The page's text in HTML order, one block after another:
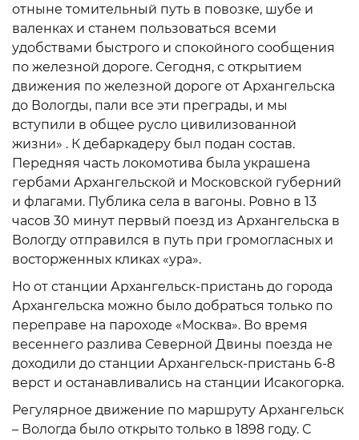
отныне томительный путь в повозке, шубе и
валенках и станем пользоваться всеми
удобствами быстрого и спокойного сообщения
по железной дороге. Сегодня, с открытием
движения по железной дороге от Архангельска
до Вологды, пали все эти преграды, и мы
вступили в общее русло цивилизованной
жизни» . К дебаркадеру был подан состав.
Передняя часть локомотива была украшена
гербами Архангельской и Московской губерний
и флагами. Публика села в вагоны. Ровно в 13
часов 30 минут первый поезд из Архангельска в
Вологду отправился в путь при громогласных и
восторженных кликах «ура».
Но от станции Архангельск-пристань до города
Архангельска можно было добраться только по
переправе на пароходе «Москва». Во время
весеннего разлива Северной Двины поезда не
доходили до станции Архангельск-пристань 6-8
верст и останавливались на станции Исакогорка.
Регулярное движение по маршруту Архангельск
– Вологда было открыто только в 1898 году. С